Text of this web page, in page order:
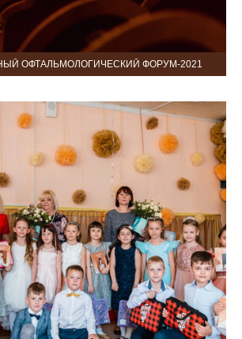
ОФТАЛЬМОЛОГИЧЕСКИЙ ФОРУМ-2021